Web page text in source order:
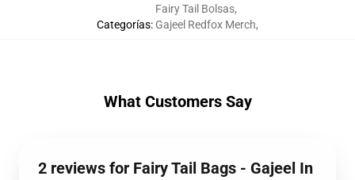
Categorías:
Fairy Tail Bolsas,
Gajeel Redfox Merch,
What Customers Say
2 reviews for Fairy Tail Bags - Gajeel In